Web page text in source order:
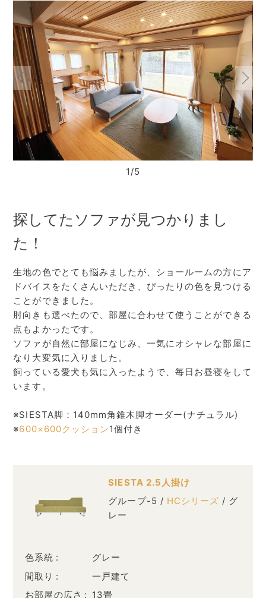
1/5
探してたソファが見つかりまし
た！
生地の色でとても悩みましたが、ショールームの方にア
ドバイスをたくさんいただき、ぴったりの色を見つける
ことができました。
肘向きも選べたので、部屋に合わせて使うことができる
点もよかったです。
ソファが自然に部屋になじみ、一気にオシャレな部屋に
なり大変気に入りました。
飼っている愛犬も気に入ったようで、毎日お昼寝をして
います。
※SIESTA脚：140mm角錐木脚オーダー(ナチュラル)
※600×600クッション1個付き
SIESTA 2.5人掛け
グループ-5 / HCシリーズ / グ
レー
色系統
グレー
間取り
一戸建て
お部屋の広さ
13畳